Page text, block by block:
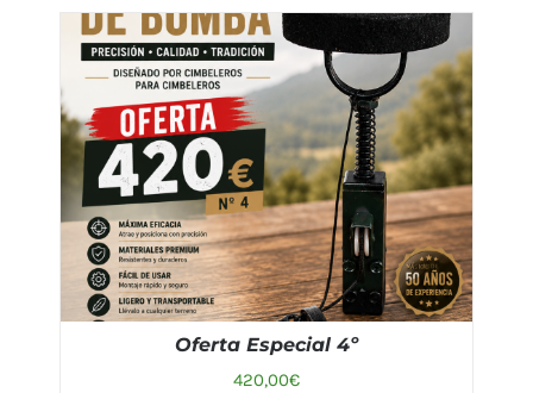
Oferta Especial 4º
420,00€